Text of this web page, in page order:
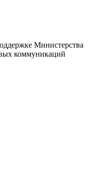
Министерства
коммуникаций